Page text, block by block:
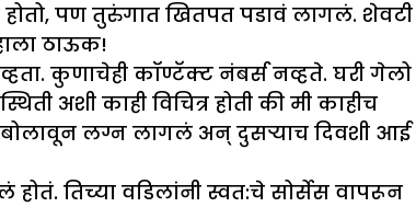
पण तुरुंगात खितपत पडावं लागलं. शेवटी
ठाऊक!
कुणाचेही कॉण्टॅक्ट नंबर्स नव्हते. घरी गेलो
काही विचित्र होती की मी काहीच
बोलावून लग्न लागलं अन् दुसऱ्याच दिवशी आई
तिच्या वडिलांनी स्वत:चे सोर्सेस वापरून